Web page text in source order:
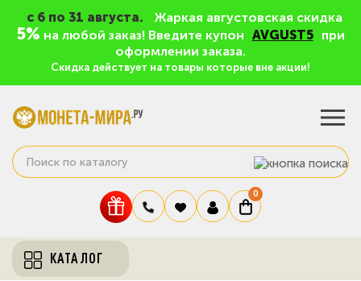
c 6 по 31 августа. Жаркая августовская скидка
5% на любой заказ! Введите купон AVGUST5
при
оформлении заказа.
Скидка действует на товары которые вне акции!
0
КАТАЛОГ